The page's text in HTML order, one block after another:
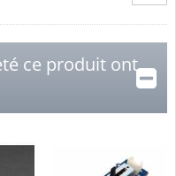
ce produit ont